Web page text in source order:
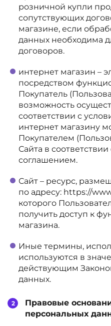
розничной купли
сопутствующих
магазине, если
данных необходима
договоров.
интернет магазин –
посредством
Покупатель
возможность
соответствии с
интернет магазину
Покупателем
Сайта в
соглашением.
Сайт – ресурс,
по адресу: https://
которого
получить доступ к
магазина.
Иные термины,
используются в
действующим
данных.
Правовые
персональных